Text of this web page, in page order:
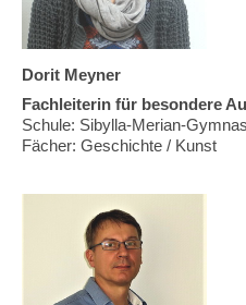
Dorit Meyner
Fachleiterin für besondere
Schule: Sibylla-Merian-
Fächer: Geschichte / Kunst